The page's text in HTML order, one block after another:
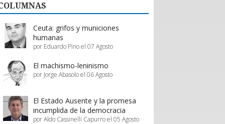
Estos esfuerzos deben ser acompañados y
pública y programas de promoción eficientes de
parte de Sernatur.
Ceuta: grifos y municiones
humanas
por Eduardo Pino el 07 Agosto
El machismo-leninismo
por Jorge Abasolo el 06 Agosto
El Estado Ausente y la promesa
incumplida de la democracia
por Aldo Cassinelli Capurro el 05 Agosto